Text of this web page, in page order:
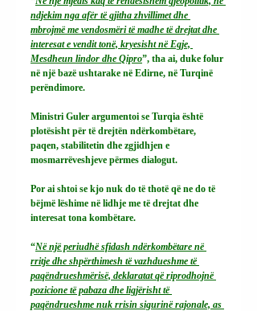
ndjekim nga afër të gjitha zhvillimet dhe
mbrojmë me vendosmëri të madhe të drejtat dhe
interesat e vendit tonë, kryesisht në Egje,
Mesdheun lindor dhe Qipro”, tha ai, duke folur
në një bazë ushtarake në Edirne, në Turqinë
perëndimore.
Ministri Guler argumentoi se Turqia është
plotësisht për të drejtën ndërkombëtare,
paqen, stabilitetin dhe zgjidhjen e
mosmarrëveshjeve përmes dialogut.
Por ai shtoi se kjo nuk do të thotë që ne do të
bëjmë lëshime në lidhje me të drejtat dhe
interesat tona kombëtare.
“Në një periudhë sfidash ndërkombëtare në
rritje dhe shpërthimesh të vazhdueshme të
paqëndrueshmërisë, deklaratat që riprodhojnë
pozicione të pabaza dhe ligjërisht të
paqëndrueshme nuk rrisin sigurinë rajonale, as